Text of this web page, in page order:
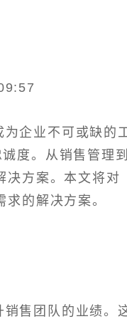
企业不可或缺的
度。从销售管理
决方案。本文将对
的解决方案。
售团队的业绩。